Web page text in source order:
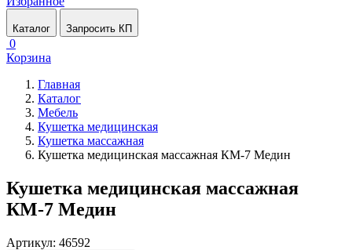
Каталог Запросить КП
0
Корзина
Главная
Каталог
Мебель
Кушетка медицинская
Кушетка массажная
Кушетка медицинская массажная КМ-7 Медин
Кушетка медицинская массажная
КМ-7 Медин
Артикул: 46592